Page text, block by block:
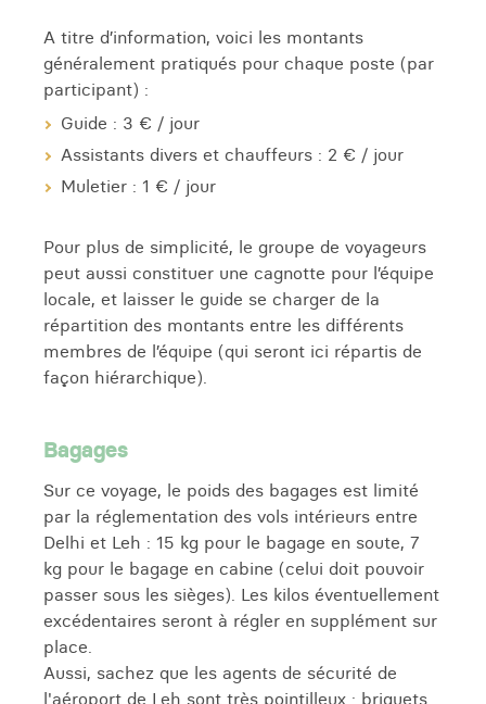
A titre d’information, voici les montants
généralement pratiqués pour chaque poste (par
participant) :
Guide : 3 € / jour
Assistants divers et chauffeurs : 2 € / jour
Muletier : 1 € / jour
Pour plus de simplicité, le groupe de voyageurs
peut aussi constituer une cagnotte pour l’équipe
locale, et laisser le guide se charger de la
répartition des montants entre les différents
membres de l’équipe (qui seront ici répartis de
façon hiérarchique).
Bagages
Sur ce voyage, le poids des bagages est limité
par la réglementation des vols intérieurs entre
Delhi et Leh : 15 kg pour le bagage en soute, 7
kg pour le bagage en cabine (celui doit pouvoir
passer sous les sièges). Les kilos éventuellement
excédentaires seront à régler en supplément sur
place.
Aussi, sachez que les agents de sécurité de
l'aéroport de Leh sont très pointilleux : briquets